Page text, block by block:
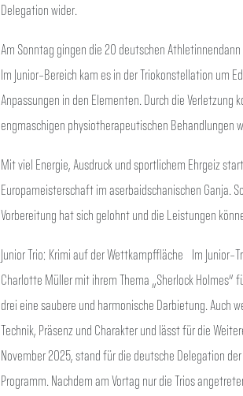
Delegation wider.
Am Sonntag gingen die 20 deutschen
Im Junior-Bereich kam es in der Triokonstellation um
Anpassungen in den Elementen. Durch die
engmaschigen physiotherapeutischen Behandlungen
Mit viel Energie, Ausdruck und sportlichem Ehrgeiz
Europameisterschaft im aserbaidschanischen Ganja.
Vorbereitung hat sich gelohnt und die Leistungen
Junior Trio: Krimi auf der Wettkampffläche Im Junior-
Charlotte Müller mit ihrem Thema „Sherlock
drei eine saubere und harmonische Darbietung. Auch
Technik, Präsenz und Charakter und lässt für die
November 2025, stand für die deutsche Delegation
Programm. Nachdem am Vortag nur die Trios